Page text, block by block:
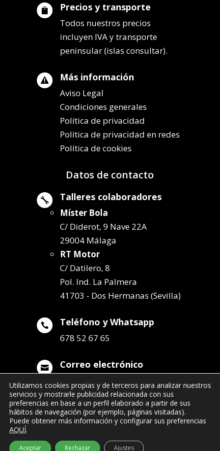
 Precios y transporte
Todos nuestros precios
incluyen IVA y transporte
peninsular (islas consultar).
 Más información
Aviso Legal
Condiciones generales
Política de privacidad
Política de privacidad en redes
Política de cookies
Datos de contacto
 Talleres colaboradores
Míster Bola
C/ Diderot, 9 Nave 22A
29004 Málaga
RT Motor
C/ Datilero, 8
Pol. Ind. La Palmera
41703 - Dos Hermanas (Sevilla)
 Teléfono y Whatsapp
678 52 67 65
 Correo electrónico
info@remolqueszabala.com
Utilizamos cookies propias y de terceros para analizar nuestros
servicios y mostrarle publicidad relacionada con sus
preferencias en base a un perfil elaborado a partir de sus
hábitos de navegación (por ejemplo, páginas visitadas).
Puede obtener más información y configurar sus preferencias
AQUÍ.
Aceptar Rechazar Ajustes